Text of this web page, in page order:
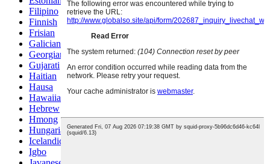
Filipino
Finnish
Frisian
Galician
Georgian
Gujarati
Haitian
Hausa
Hawaiian
Hebrew
Hmong
Hungarian
Icelandic
Igbo